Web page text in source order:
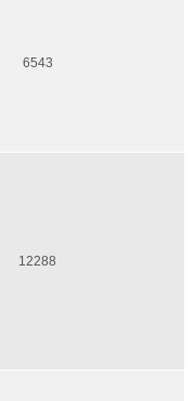
6543
12288